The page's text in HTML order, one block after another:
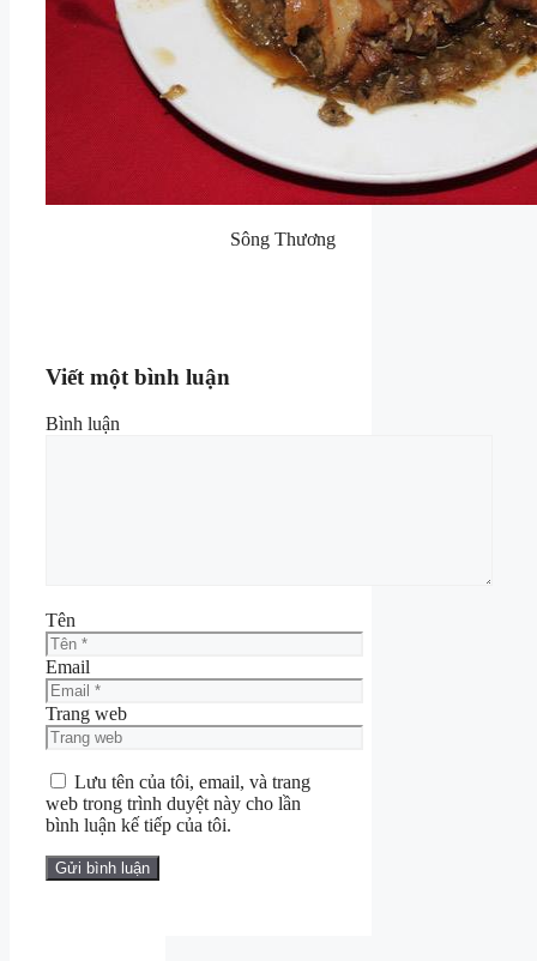
Sông Thương
Viết một bình luận
Bình luận
Tên
Email
Trang web
Lưu tên của tôi, email, và trang
web trong trình duyệt này cho lần
bình luận kế tiếp của tôi.